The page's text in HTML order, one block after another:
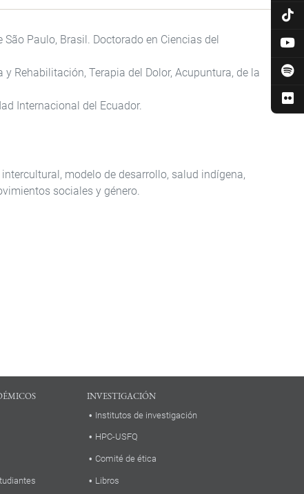
Paulo, Brasil. Doctorado en Ciencias del
Rehabilitación, Terapia del Dolor, Acupuntura, de la
Internacional del Ecuador.
modelo de desarrollo, salud indígena,
sociales y género.
INVESTIGACIÓN
Institutos de investigación
HPC-USFQ
Comité de ética
Libros